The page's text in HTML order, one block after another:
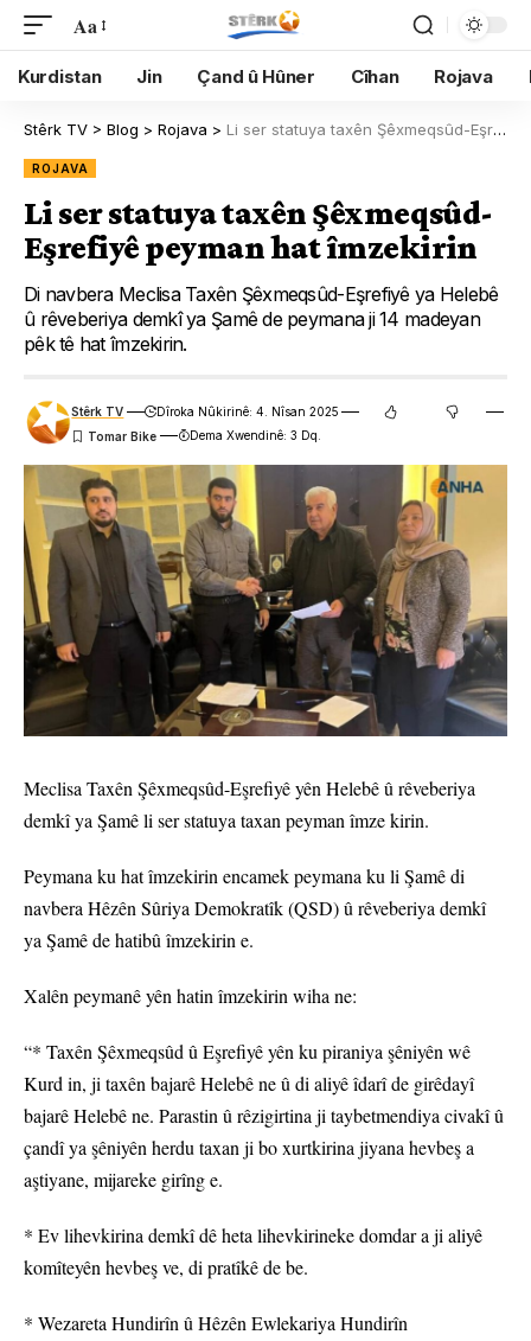
Aa
Kurdistan Jin Çand û Hûner Cîhan Rojava
Stêrk TV > Blog > Rojava > Li ser statuya taxên Şêxmeqsûd-Eşrefiyê peyman hat îmzekirin
ROJAVA
Li ser statuya taxên Şêxmeqsûd-
Eşrefiyê peyman hat îmzekirin
Di navbera Meclisa Taxên Şêxmeqsûd-Eşrefiyê ya Helebê
û rêveberiya demkî ya Şamê de peymana ji 14 madeyan
pêk tê hat îmzekirin.
Stêrk TV
Dîroka Nûkirinê: 4. Nîsan 2025
Dema Xwendinê: 3 Dq.
Meclisa Taxên Şêxmeqsûd-Eşrefiyê yên Helebê û rêveberiya
demkî ya Şamê li ser statuya taxan peyman îmze kirin.
Peymana ku hat îmzekirin encamek peymana ku li Şamê di
navbera Hêzên Sûriya Demokratîk (QSD) û rêveberiya demkî
ya Şamê de hatibû îmzekirin e.
Xalên peymanê yên hatin îmzekirin wiha ne:
“* Taxên Şêxmeqsûd û Eşrefiyê yên ku piraniya şêniyên wê
Kurd in, ji taxên bajarê Helebê ne û di aliyê îdarî de girêdayî
bajarê Helebê ne. Parastin û rêzigirtina ji taybetmendiya civakî û
çandî ya şêniyên herdu taxan ji bo xurtkirina jiyana hevbeş a
aştiyane, mijareke girîng e.
* Ev lihevkirina demkî dê heta lihevkirineke domdar a ji aliyê
komîteyên hevbeş ve, di pratîkê de be.
* Wezareta Hundirîn û Hêzên Ewlekariya Hundirîn